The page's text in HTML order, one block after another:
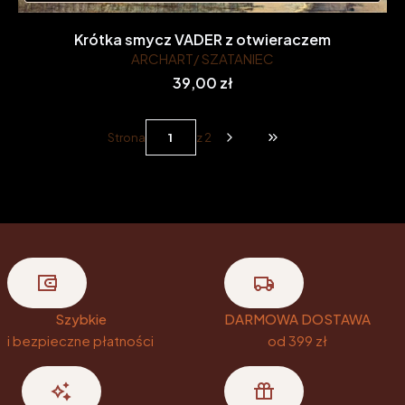
Krótka smycz VADER z otwieraczem
ARCHART/ SZATANIEC
Cena
39,00 zł
Strona z 2
Przejdź do ostatniej
Szybkie
i bezpieczne płatności
DARMOWA DOSTAWA
od 399 zł